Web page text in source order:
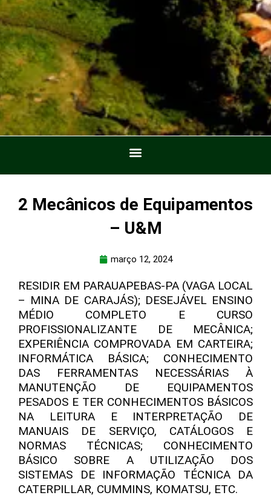
2 Mecânicos de Equipamentos
– U&M
março 12, 2024
RESIDIR EM PARAUAPEBAS-PA (VAGA LOCAL
– MINA DE CARAJÁS); DESEJÁVEL ENSINO
MÉDIO COMPLETO E CURSO
PROFISSIONALIZANTE DE MECÂNICA;
EXPERIÊNCIA COMPROVADA EM CARTEIRA;
INFORMÁTICA BÁSICA; CONHECIMENTO
DAS FERRAMENTAS NECESSÁRIAS À
MANUTENÇÃO DE EQUIPAMENTOS
PESADOS E TER CONHECIMENTOS BÁSICOS
NA LEITURA E INTERPRETAÇÃO DE
MANUAIS DE SERVIÇO, CATÁLOGOS E
NORMAS TÉCNICAS; CONHECIMENTO
BÁSICO SOBRE A UTILIZAÇÃO DOS
SISTEMAS DE INFORMAÇÃO TÉCNICA DA
CATERPILLAR, CUMMINS, KOMATSU, ETC.